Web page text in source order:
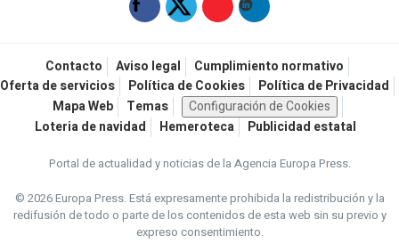
Contacto Aviso legal
Cumplimiento normativo
Oferta de servicios
Política de Cookies
Política de Privacidad
Mapa Web
Temas
Configuración de Cookies
Loteria de navidad
Hemeroteca Publicidad estatal
Portal de actualidad y noticias de la Agencia Europa Press.
© 2026 Europa Press.Está expresamente prohibida la redistribución y la
redifusión de todo o parte de los contenidos de esta web sin su previo y
expreso consentimiento.